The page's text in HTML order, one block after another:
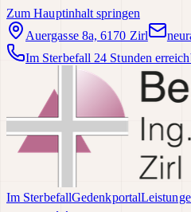
Zum Hauptinhalt springen
Auergasse 8a, 6170 Zirl
Im Sterbefall 24 Stunden
Im SterbefallGedenkportal